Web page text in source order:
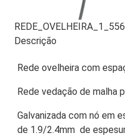
Descrição
Rede ovelheira com
Rede vedação de malha
Galvanizada com nó em
de 1.9/2.4mm de